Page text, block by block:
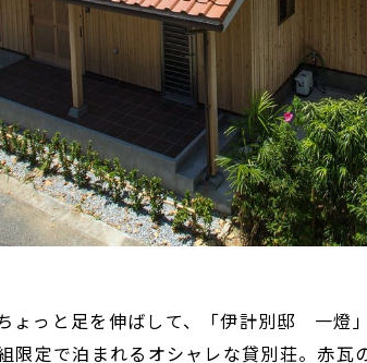
ょっと足を伸ばして、「伊計別邸 一燈
限定で泊まれるオシャレな貸別荘。赤瓦